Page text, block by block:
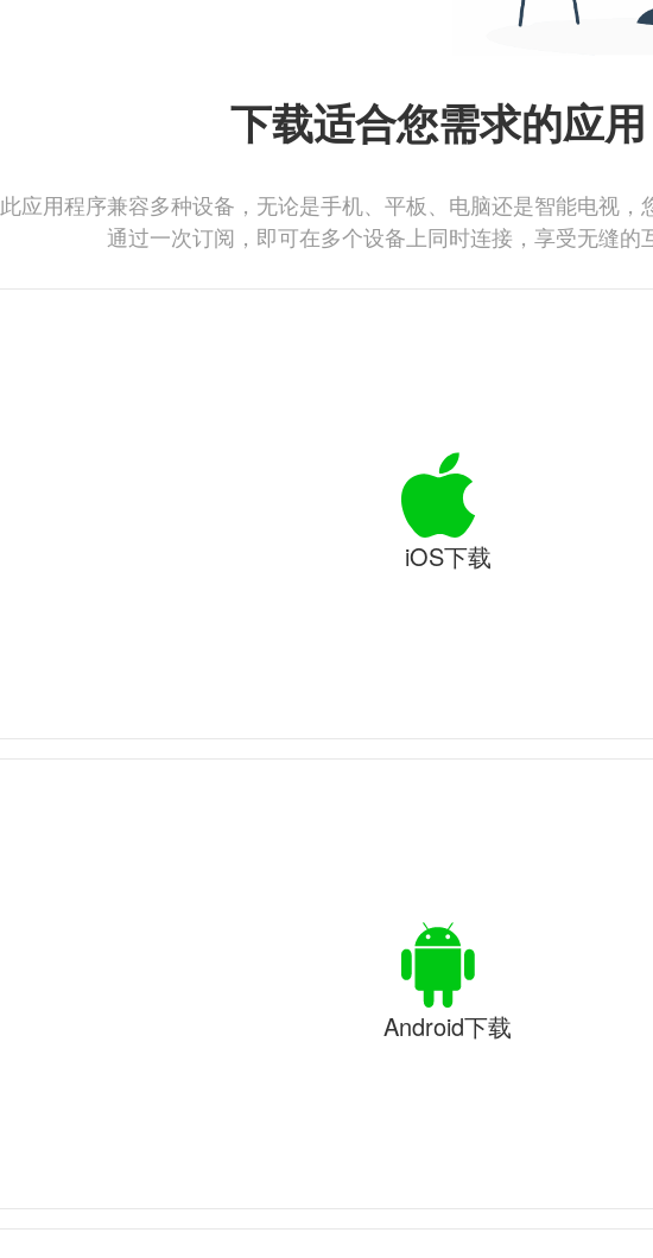
下载适合您需求的应用
此应用程序兼容多种设备，无论是手机、平板、电脑还是智能电视，
通过一次订阅，即可在多个设备上同时连接，享受无缝的
iOS下载
Android下载